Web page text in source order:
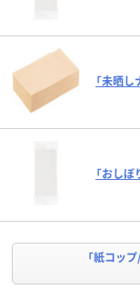
「未晒
「おし
「紙コッ